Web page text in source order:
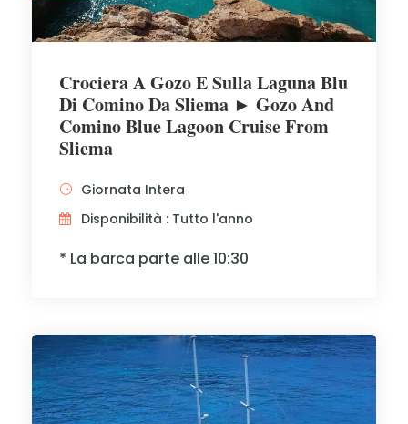
Crociera A Gozo E Sulla Laguna Blu
Di Comino Da Sliema ► Gozo And
Comino Blue Lagoon Cruise From
Sliema
Giornata Intera
Disponibilità : Tutto l'anno
* La barca parte alle 10:30